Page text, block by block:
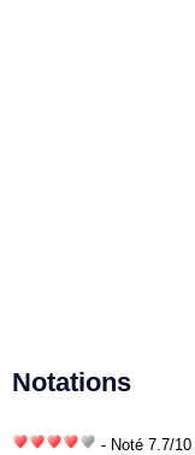
Notations
- Noté 7.7/10